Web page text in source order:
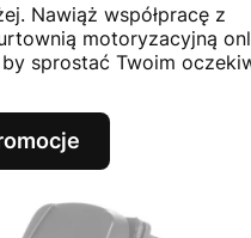
Nawiąż współpracę z
motoryzacyjną
sprostać Twoim